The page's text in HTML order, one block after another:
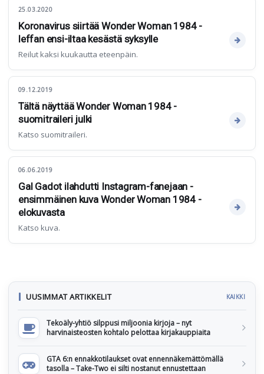
25.03.2020
Koronavirus siirtää Wonder Woman 1984 -
leffan ensi-iltaa kesästä syksylle
Reilut kaksi kuukautta eteenpäin.
09.12.2019
Tältä näyttää Wonder Woman 1984 -
suomitraileri julki
Katso suomitraileri.
06.06.2019
Gal Gadot ilahdutti Instagram-fanejaan -
ensimmäinen kuva Wonder Woman 1984 -
elokuvasta
Katso kuva.
UUSIMMAT ARTIKKELIT KAIKKI
Tekoäly-yhtiö silppusi miljoonia kirjoja – nyt
harvinaisteosten kohtalo pelottaa kirjakauppiaita
GTA 6:n ennakkotilaukset ovat ennennäkemättömällä
tasolla – Take-Two ei silti nostanut ennustettaan